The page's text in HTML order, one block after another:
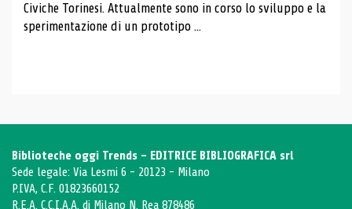
Civiche Torinesi. Attualmente sono in corso lo sviluppo e la
sperimentazione di un prototipo ...
Biblioteche oggi Trends - EDITRICE BIBLIOGRAFICA srl
Sede legale: Via Lesmi 6 - 20123 - Milano
P.IVA, C.F. 01823660152
R.E.A. C.C.I.A.A. di Milano N. Rea 878486